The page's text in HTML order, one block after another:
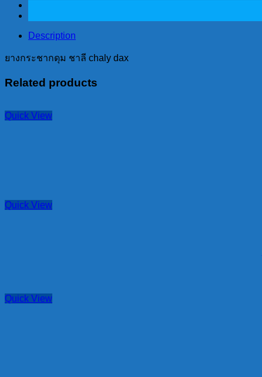
chaly
quantity
Description
ยางกระชากดุม ชาลี chaly dax
Related products
Quick View
Quick View
Quick View